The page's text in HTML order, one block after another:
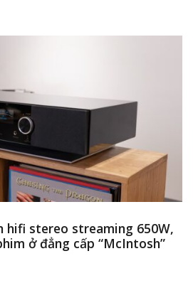
hifi stereo streaming 650W,
ở đẳng cấp “McIntosh”